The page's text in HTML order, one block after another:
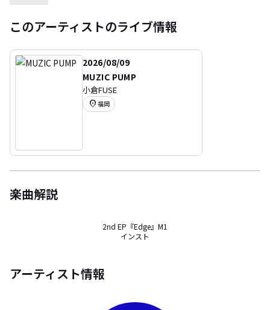
このアーティストのライブ情報
2026/08/09
MUZIC PUMP
小倉FUSE
location_on 福岡
楽曲解説
2nd EP『Edge』M1
インスト
アーティスト情報